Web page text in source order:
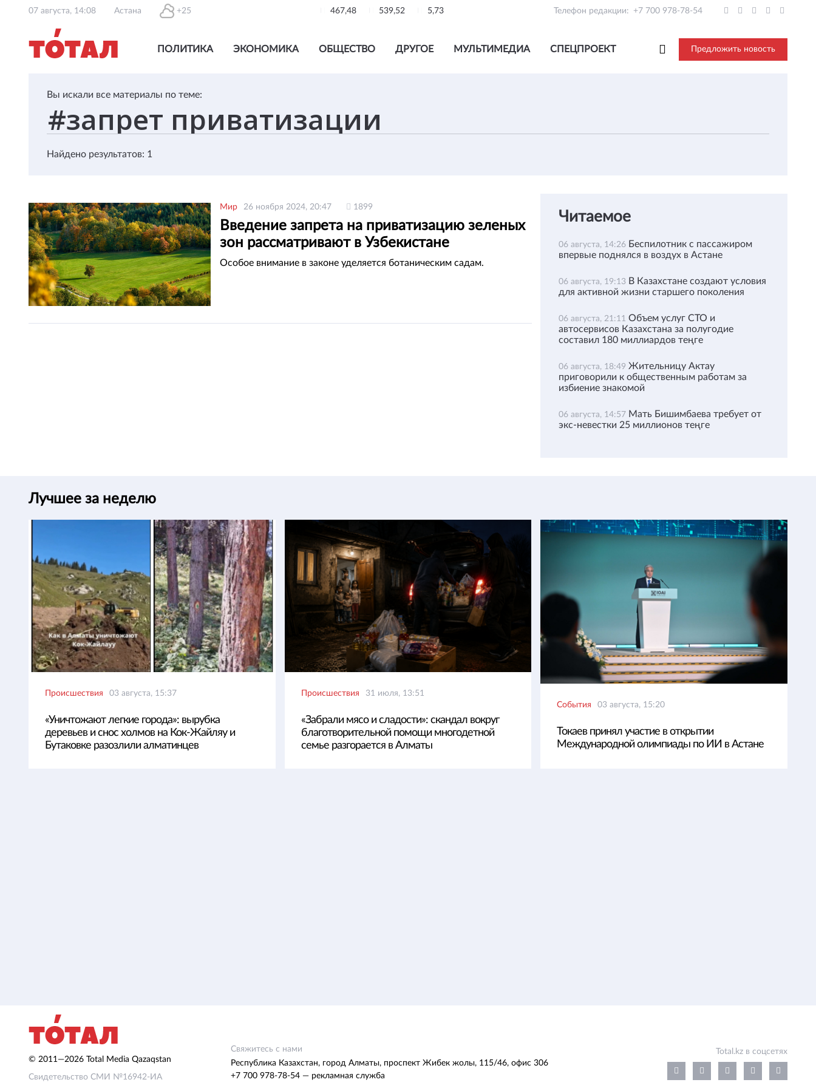
07 августа, 14:08 Астана +25 467,48 539,52 5,73 Телефон редакции: +7 700 978-78-54
ПОЛИТИКА ЭКОНОМИКА ОБЩЕСТВО ДРУГОЕ МУЛЬТИМЕДИА СПЕЦПРОЕКТ Предложить новость
Вы искали все материалы по теме:
Найдено результатов: 1
Мир 26 ноября 2024, 20:47 1899
Введение запрета на приватизацию зеленых
зон рассматривают в Узбекистане
Особое внимание в законе уделяется ботаническим садам.
Читаемое
06 августа, 14:26 Беспилотник с пассажиром
впервые поднялся в воздух в Астане
06 августа, 19:13 В Казахстане создают условия
для активной жизни старшего поколения
06 августа, 21:11 Объем услуг СТО и
автосервисов Казахстана за полугодие
составил 180 миллиардов теңге
06 августа, 18:49 Жительницу Актау
приговорили к общественным работам за
избиение знакомой
06 августа, 14:57 Мать Бишимбаева требует от
экс-невестки 25 миллионов теңге
Лучшее за неделю
Происшествия 03 августа, 15:37
«Уничтожают легкие города»: вырубка
деревьев и снос холмов на Кок-Жайляу и
Бутаковке разозлили алматинцев
Происшествия 31 июля, 13:51
«Забрали мясо и сладости»: скандал вокруг
благотворительной помощи многодетной
семье разгорается в Алматы
События 03 августа, 15:20
Токаев принял участие в открытии
Международной олимпиады по ИИ в Астане
© 2011—2026 Total Media Qazaqstan
Свидетельство СМИ №16942-ИА
Свяжитесь с нами
Республика Казахстан, город Алматы, проспект Жибек жолы, 115/46, офис 306
+7 700 978-78-54 — рекламная служба
Total.kz в соцсетях